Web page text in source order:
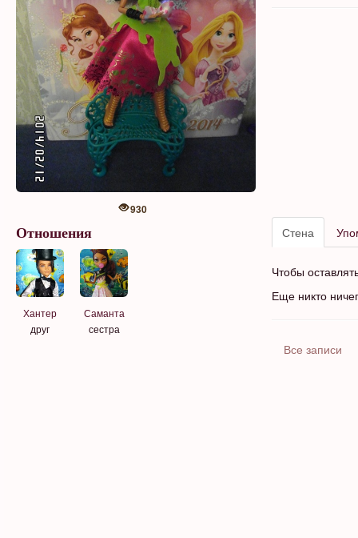
930
Отношения
Хантер
друг
Саманта
сестра
Стена
Чтобы
Еще никто
Все записи